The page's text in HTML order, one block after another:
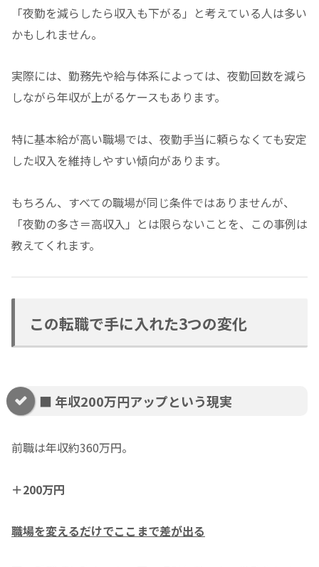
「夜勤を減らしたら収入も下がる」と考えている人は多い
かもしれません。
実際には、勤務先や給与体系によっては、夜勤回数を減ら
しながら年収が上がるケースもあります。
特に基本給が高い職場では、夜勤手当に頼らなくても安定
した収入を維持しやすい傾向があります。
もちろん、すべての職場が同じ条件ではありませんが、
「夜勤の多さ＝高収入」とは限らないことを、この事例は
教えてくれます。
この転職で手に入れた3つの変化
■ 年収200万円アップという現実
前職は年収約360万円。
＋200万円
職場を変えるだけでここまで差が出る